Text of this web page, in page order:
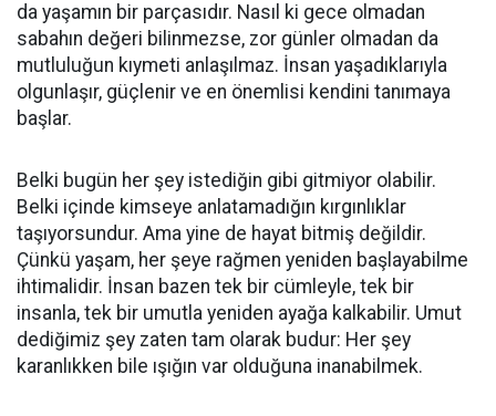
da yaşamın bir parçasıdır. Nasıl ki gece olmadan
sabahın değeri bilinmezse, zor günler olmadan da
mutluluğun kıymeti anlaşılmaz. İnsan yaşadıklarıyla
olgunlaşır, güçlenir ve en önemlisi kendini tanımaya
başlar.
Belki bugün her şey istediğin gibi gitmiyor olabilir.
Belki içinde kimseye anlatamadığın kırgınlıklar
taşıyorsundur. Ama yine de hayat bitmiş değildir.
Çünkü yaşam, her şeye rağmen yeniden başlayabilme
ihtimalidir. İnsan bazen tek bir cümleyle, tek bir
insanla, tek bir umutla yeniden ayağa kalkabilir. Umut
dediğimiz şey zaten tam olarak budur: Her şey
karanlıkken bile ışığın var olduğuna inanabilmek.